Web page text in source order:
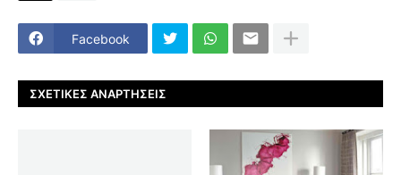
Facebook
ΣΧΕΤΙΚΈΣ ΑΝΑΡΤΉΣΕΙΣ